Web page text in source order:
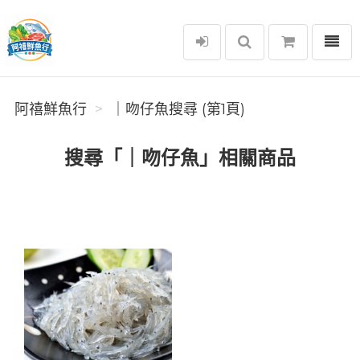
阿禧鮮魚行
選單
阿禧鮮魚行 ｜吻仔魚搜尋 (第1頁)
搜尋「｜吻仔魚」相關商品